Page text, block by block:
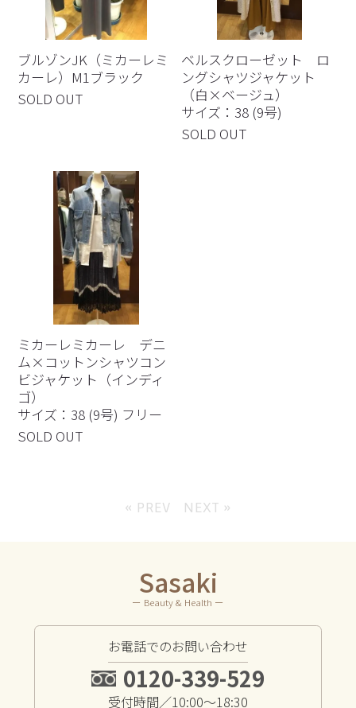
ブルゾンJK（ミカーレミ
カーレ）M1ブラック
SOLD OUT
ベルスクローゼット ロ
ングシャツジャケット
（白×ベージュ）
サイズ：38 (9号)
SOLD OUT
ミカーレミカーレ デニ
ム×コットンシャツコン
ビジャケット（インディ
ゴ）
サイズ：38 (9号) フリー
SOLD OUT
« PREV NEXT »
Sasaki
ー Beauty & Health ー
お電話でのお問い合わせ
0120-339-529
受付時間／10:00～18:30